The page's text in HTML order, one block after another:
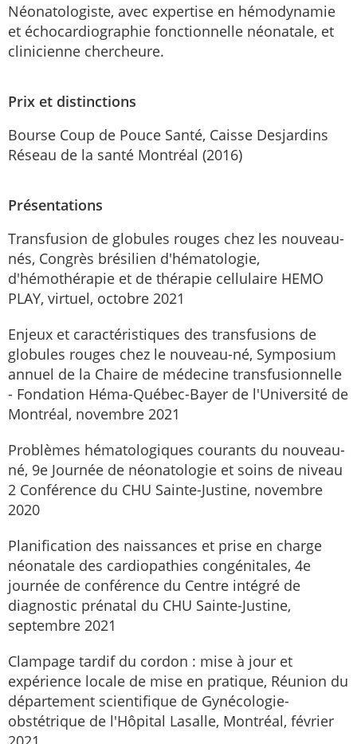
Néonatologiste, avec expertise en hémodynamie
et échocardiographie fonctionnelle néonatale, et
clinicienne chercheure.
Prix et distinctions
Bourse Coup de Pouce Santé, Caisse Desjardins
Réseau de la santé Montréal (2016)
Présentations
Transfusion de globules rouges chez les nouveau-
nés, Congrès brésilien d'hématologie,
d'hémothérapie et de thérapie cellulaire HEMO
PLAY, virtuel, octobre 2021
Enjeux et caractéristiques des transfusions de
globules rouges chez le nouveau-né, Symposium
annuel de la Chaire de médecine transfusionnelle
- Fondation Héma-Québec-Bayer de l'Université de
Montréal, novembre 2021
Problèmes hématologiques courants du nouveau-
né, 9e Journée de néonatologie et soins de niveau
2 Conférence du CHU Sainte-Justine, novembre
2020
Planification des naissances et prise en charge
néonatale des cardiopathies congénitales, 4e
journée de conférence du Centre intégré de
diagnostic prénatal du CHU Sainte-Justine,
septembre 2021
Clampage tardif du cordon : mise à jour et
expérience locale de mise en pratique, Réunion du
département scientifique de Gynécologie-
obstétrique de l'Hôpital Lasalle, Montréal, février